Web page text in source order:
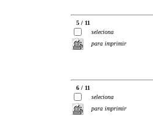
5 / 11
seleciona
para imprimir
6 / 11
seleciona
para imprimir